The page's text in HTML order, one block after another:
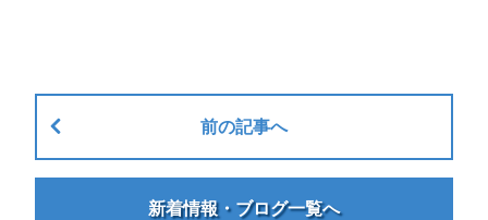
前の記事へ
新着情報・ブログ一覧へ